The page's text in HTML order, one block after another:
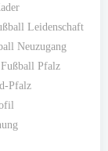
Leidenschaft
Neuzugang
Fußball Pfalz
Pfalz